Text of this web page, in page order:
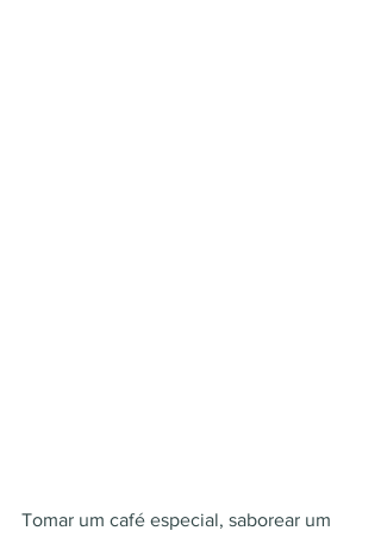
Tomar um café especial, saborear um